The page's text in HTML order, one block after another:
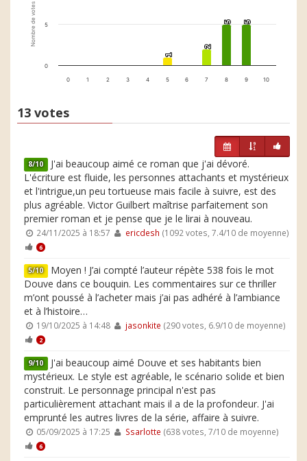
Nombre de votes
1
1
2
2
5
5 5
5
0 1 2 3 4 5 6 7 8 9 10
0
5
13 votes
8/10 J'ai beaucoup aimé ce roman que j'ai dévoré.
L'écriture est fluide, les personnes attachants et mystérieux
et l'intrigue,un peu tortueuse mais facile à suivre, est des
plus agréable. Victor Guilbert maîtrise parfaitement son
premier roman et je pense que je le lirai à nouveau.
24/11/2025 à 18:57 ericdesh (1092 votes, 7.4/10 de moyenne)
6
5/10 Moyen ! J’ai compté l’auteur répète 538 fois le mot
Douve dans ce bouquin. Les commentaires sur ce thriller
m’ont poussé à l’acheter mais j’ai pas adhéré à l’ambiance
et à l’histoire…
19/10/2025 à 14:48 jasonkite (290 votes, 6.9/10 de moyenne)
2
9/10 J'ai beaucoup aimé Douve et ses habitants bien
mystérieux. Le style est agréable, le scénario solide et bien
construit. Le personnage principal n'est pas
particulièrement attachant mais il a de la profondeur. J'ai
emprunté les autres livres de la série, affaire à suivre.
05/09/2025 à 17:25 Ssarlotte (638 votes, 7/10 de moyenne)
6